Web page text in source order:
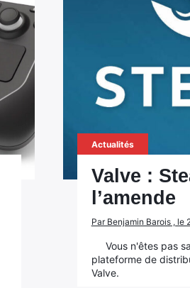
Actualités
Valve :
l’amende
Par Benjamin Barois , le
Vous n'êtes pas
plateforme de
Valve.